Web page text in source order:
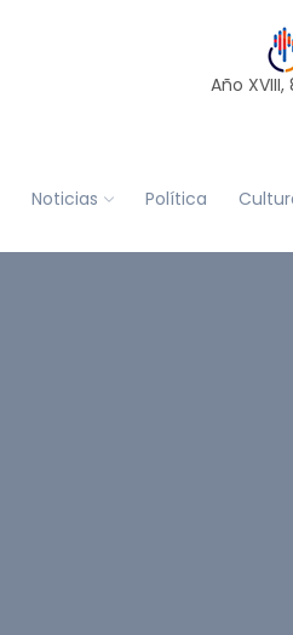
Año XVIII,
Noticias Política